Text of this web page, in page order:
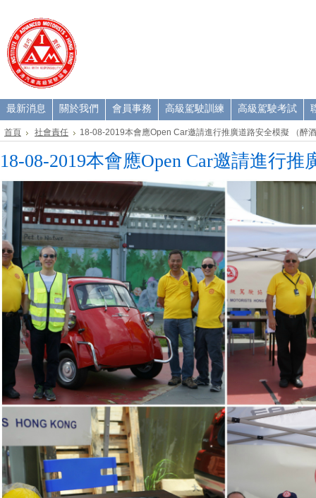
最新消息 關於我們 會員事務 高級駕駛訓練 高級駕駛考試
首頁 社會責任 18-08-2019本會應Open Car邀請進行推廣道路安全模擬 （醉
18-08-2019本會應Open Car邀請進行